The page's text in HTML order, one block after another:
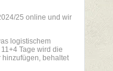
25 online und wir
logistischem
Tage wird die
hinzufügen, behaltet